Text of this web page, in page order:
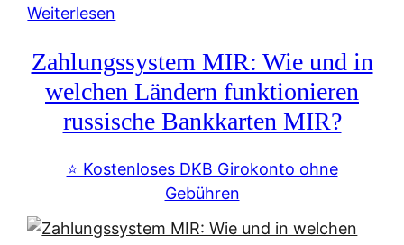
Weiterlesen
c
h
u
f
-
l
Zahlungssystem MIR: Wie und in
welchen Ländern funktionieren
russische Bankkarten MIR?
⭐️ Kostenloses DKB Girokonto ohne
Gebühren